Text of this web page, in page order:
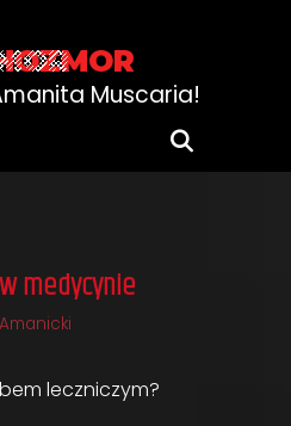
Muscaria!
medycynie
leczniczym?